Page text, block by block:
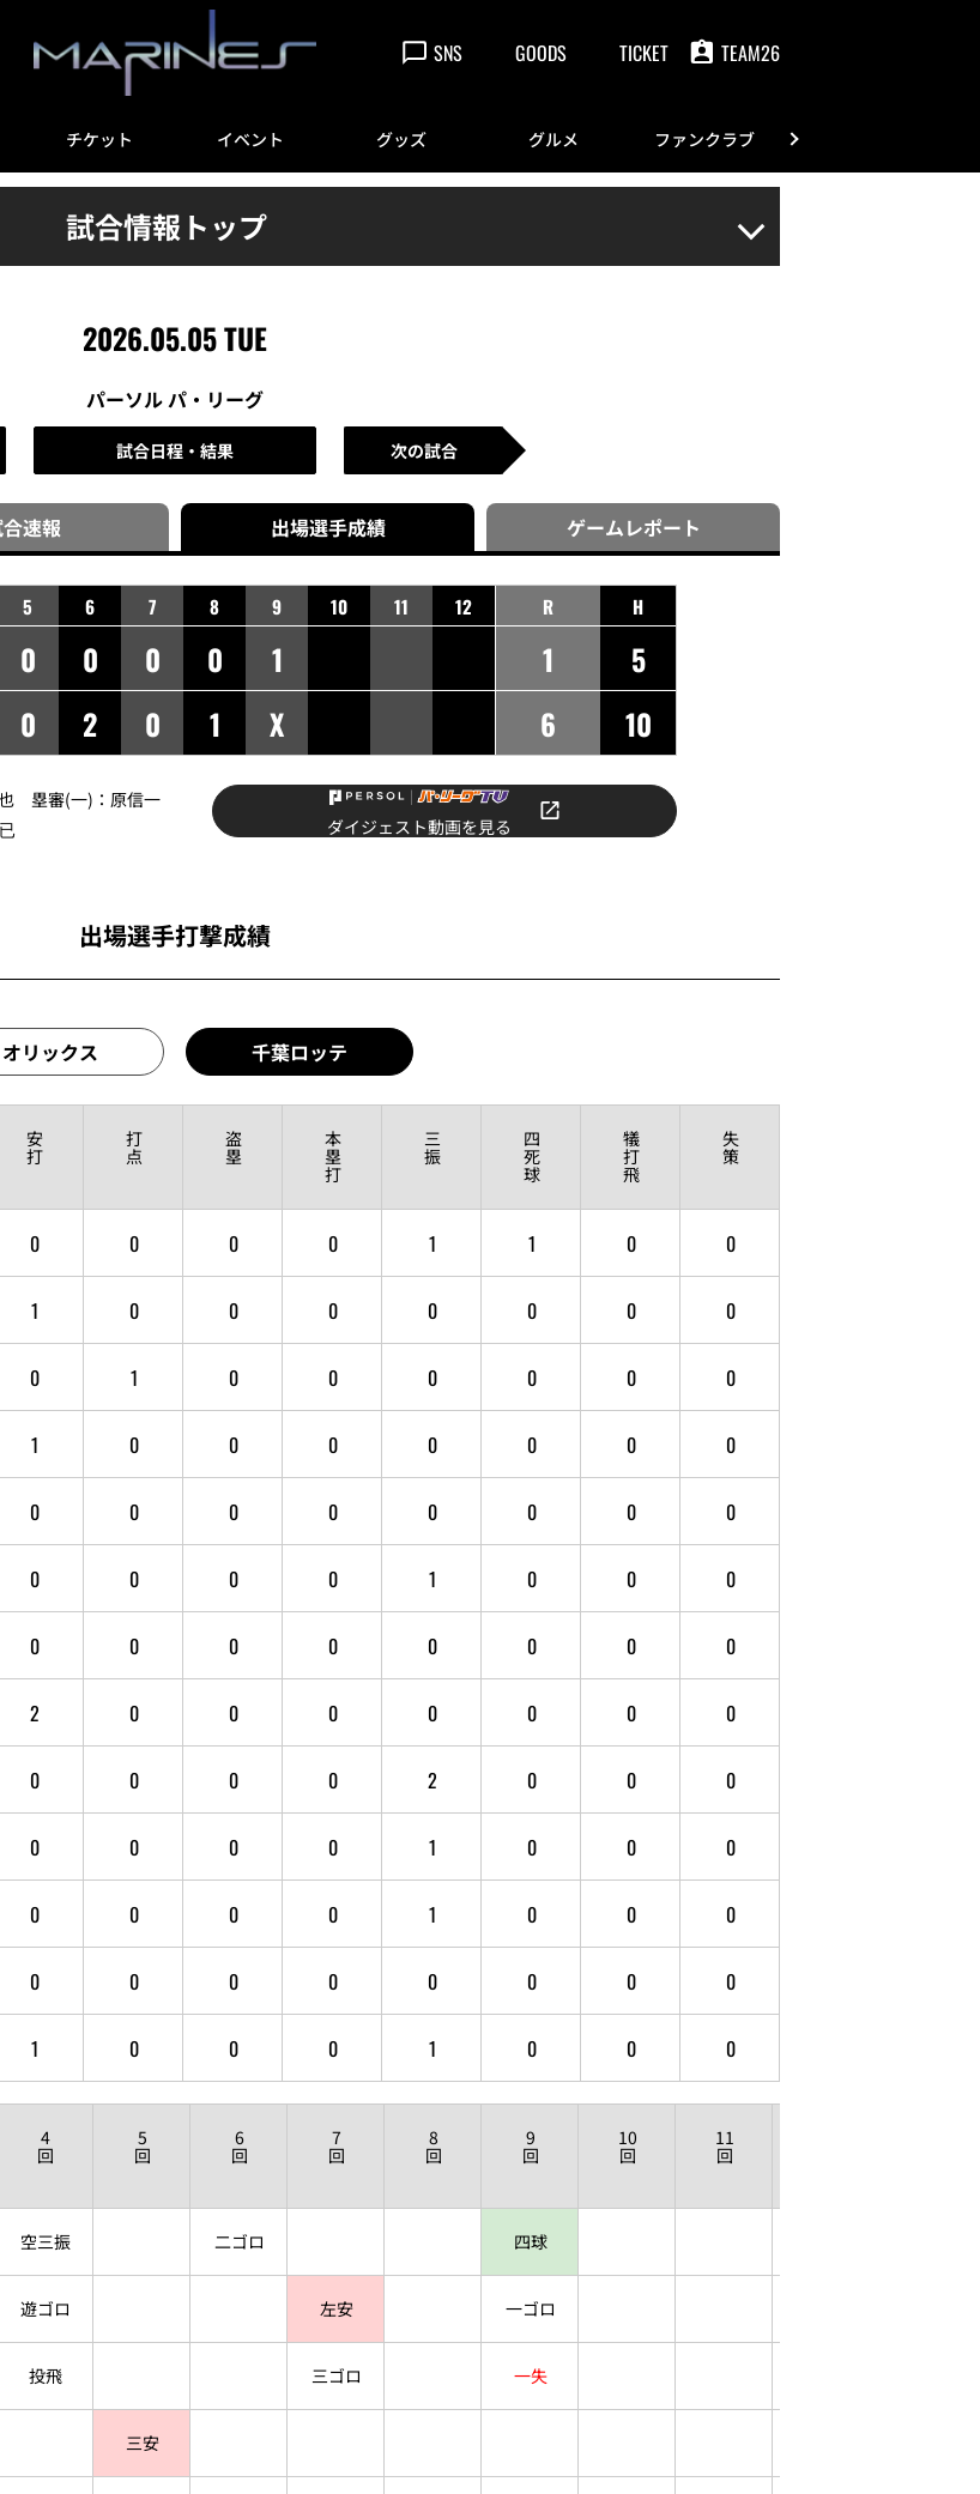
SNS GOODS TICKET TEAM26
チケット イベント グッズ グルメ ファンクラブ
試合情報トップ
2026.05.05 TUE
パーソル パ・リーグ
試合日程・結果 次の試合
速報 出場選手成績 ゲームレポート
5 6 7 8 9 10 11 12
0 0 0 0
1
0 2 0 1 X
R H
1
5
6
10
塁審(一)： 原信一
ダイジェスト動画を見る
出場選手打撃成績
オリックス 千葉ロッテ
安
打
打
点
盗
塁
本
塁
打
三
振
四
死
球
犠
打
飛
失
策
0 0 0 0 1 1 0 0
1 0 0 0 0 0 0 0
0 1 0 0 0 0 0 0
1 0 0 0 0 0 0 0
0 0 0 0 0 0 0 0
0 0 0 0 1 0 0 0
0 0 0 0 0 0 0 0
2 0 0 0 0 0 0 0
0 0 0 0 2 0 0 0
0 0 0 0 1 0 0 0
0 0 0 0 1 0 0 0
0 0 0 0 0 0 0 0
1 0 0 0 1 0 0 0
4
回
5
回
6
回
7
回
8
回
9
回
10
回
11
回
空三振 二ゴロ 四球
遊ゴロ 左安 一ゴロ
投飛 三ゴロ 一失
三安